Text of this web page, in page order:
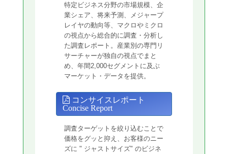
特定ビジネス分野の市場規模、企
業シェア、将来予測、メジャープ
レイヤの動向等、マクロやミクロ
の視点から総合的に調査・分析し
た調査レポート。産業別の専門リ
サーチャーが独自の視点でまと
め、年間2,000セグメントに及ぶ
マーケット・データを提供。
コンサイスレポート
Concise Report
調査ターゲットを絞り込むことで
価格をグッと抑え、お客様のニー
ズに " ジャストサイズ" のビジネ